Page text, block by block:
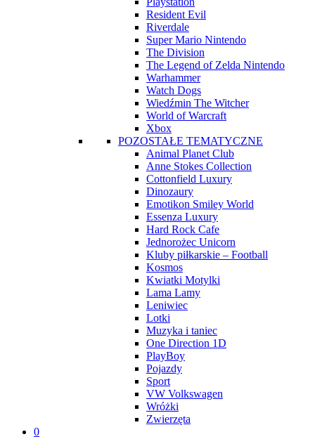
Resident Evil
Riverdale
Super Mario Nintendo
The Division
The Legend of Zelda Nintendo
Warhammer
Watch Dogs
Wiedźmin The Witcher
World of Warcraft
Xbox
POZOSTAŁE TEMATYCZNE
Animal Planet Club
Anne Stokes Collection
Cottonfield Luxury
Dinozaury
Emotikon Smiley World
Essenza Luxury
Hard Rock Cafe
Jednorożec Unicorn
Kluby piłkarskie – Football
Kosmos
Kwiatki Motylki
Lama Lamy
Leniwiec
Lotki
Muzyka i taniec
One Direction 1D
PlayBoy
Pojazdy
Sport
VW Volkswagen
Wróżki
Zwierzęta
0